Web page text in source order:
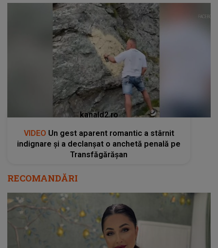
kanald2.ro
VIDEO Un gest aparent romantic a stârnit
indignare și a declanșat o anchetă penală pe
Transfăgărășan
RECOMANDĂRI